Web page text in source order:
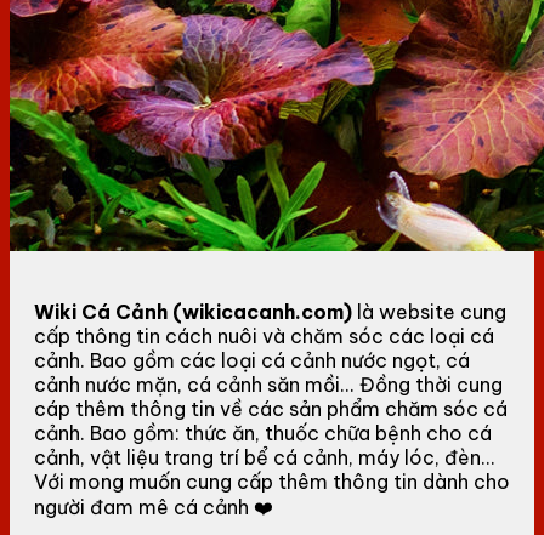
Wiki Cá Cảnh (wikicacanh.com) là website cung
cấp thông tin cách nuôi và chăm sóc các loại cá
cảnh. Bao gồm các loại cá cảnh nước ngọt, cá
cảnh nước mặn, cá cảnh săn mồi... Đồng thời cung
cáp thêm thông tin về các sản phẩm chăm sóc cá
cảnh. Bao gồm: thức ăn, thuốc chữa bệnh cho cá
cảnh, vật liệu trang trí bể cá cảnh, máy lóc, đèn...
Với mong muốn cung cấp thêm thông tin dành cho
người đam mê cá cảnh ❤️